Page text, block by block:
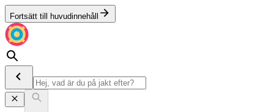
Fortsätt till huvudinnehåll